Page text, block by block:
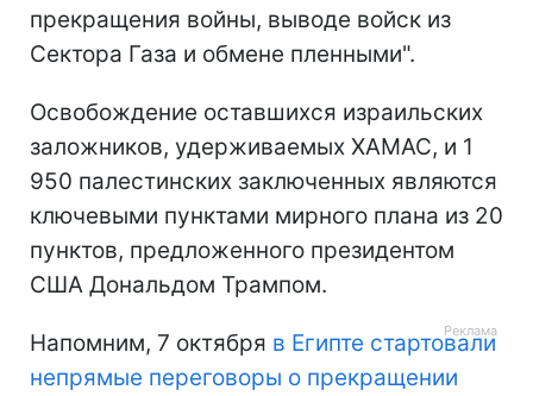
прекращения войны, выводе войск из
Сектора Газа и обмене пленными".
Освобождение оставшихся израильских
заложников, удерживаемых ХАМАС, и 1
950 палестинских заключенных являются
ключевыми пунктами мирного плана из 20
пунктов, предложенного президентом
США Дональдом Трампом.
Напомним, 7 октября в Египте стартовали
непрямые переговоры о прекращении